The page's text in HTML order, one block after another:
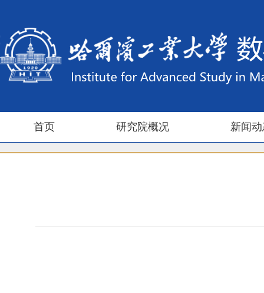
首页 研究院概况 新闻